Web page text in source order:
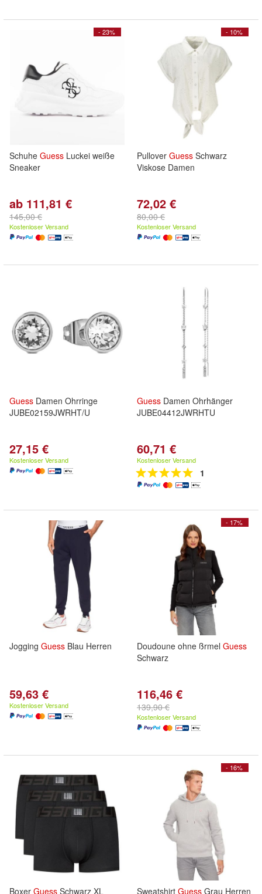
- 23%
Schuhe Guess Luckei weiße
Sneaker
ab 111,81 €
145,00 €
Kostenloser Versand
- 10%
Pullover Guess Schwarz
Viskose Damen
72,02 €
80,00 €
Kostenloser Versand
Guess Damen Ohrringe
JUBE02159JWRHT/U
27,15 €
Kostenloser Versand
Guess Damen Ohrhänger
JUBE04412JWRHTU
60,71 €
Kostenloser Versand
1
Jogging Guess Blau Herren
59,63 €
Kostenloser Versand
- 17%
Doudoune ohne ßrmel Guess
Schwarz
116,46 €
139,90 €
Kostenloser Versand
Boxer Guess Schwarz XL
- 16%
Sweatshirt Guess Grau Herren